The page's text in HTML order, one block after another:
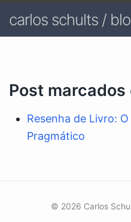
carlos schults /
Post
Resenha de Livro:
Pragmático
© 2026 Carlos